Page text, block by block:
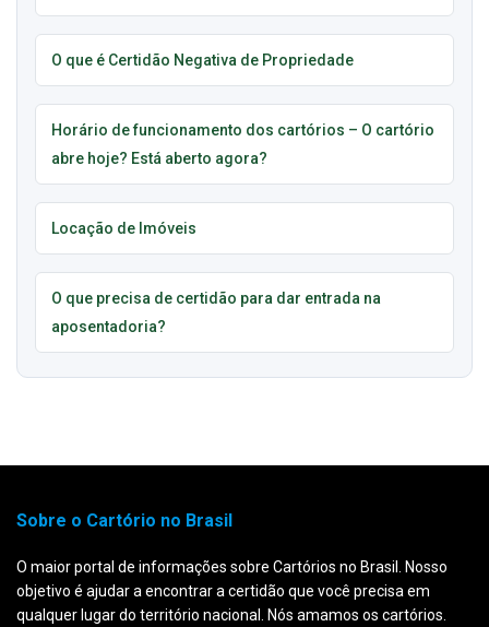
O que é Certidão Negativa de Propriedade
Horário de funcionamento dos cartórios – O cartório
abre hoje? Está aberto agora?
Locação de Imóveis
O que precisa de certidão para dar entrada na
aposentadoria?
Sobre o Cartório no Brasil
O maior portal de informações sobre Cartórios no Brasil. Nosso
objetivo é ajudar a encontrar a certidão que você precisa em
qualquer lugar do território nacional. Nós amamos os cartórios.